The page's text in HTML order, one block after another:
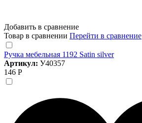
Добавить в сравнение
Товар в сравнении Перейти в сравнение
Ручка мебельная 1192 Satin silver
Артикул: У40357
146 Р